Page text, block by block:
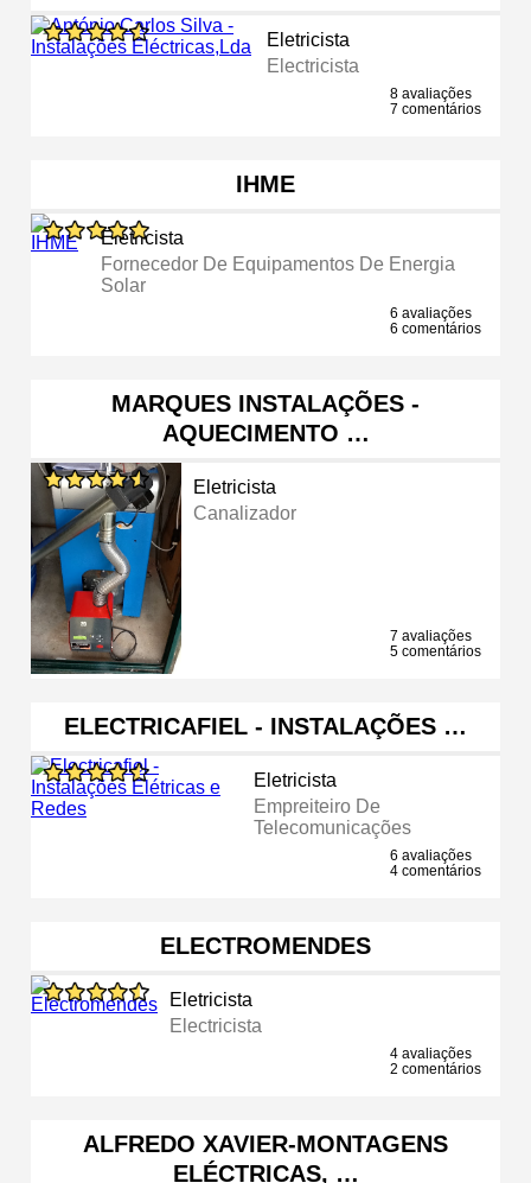
Eletricista
Electricista
8 avaliações
7 comentários
IHME
Eletricista
Fornecedor De Equipamentos De Energia
Solar
6 avaliações
6 comentários
MARQUES INSTALAÇÕES -
AQUECIMENTO …
Eletricista
Canalizador
7 avaliações
5 comentários
ELECTRICAFIEL - INSTALAÇÕES …
Eletricista
Empreiteiro De
Telecomunicações
6 avaliações
4 comentários
ELECTROMENDES
Eletricista
Electricista
4 avaliações
2 comentários
ALFREDO XAVIER-MONTAGENS
ELÉCTRICAS, …